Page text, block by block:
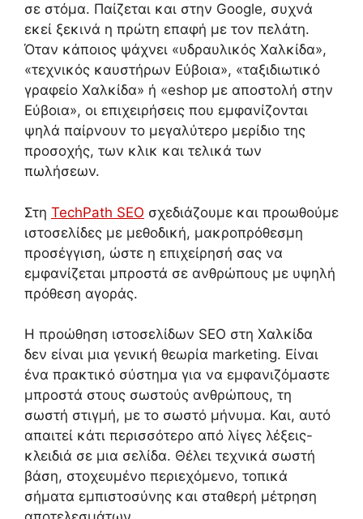
σε στόμα. Παίζεται και στην Google, συχνά
εκεί ξεκινά η πρώτη επαφή με τον πελάτη.
Όταν κάποιος ψάχνει «υδραυλικός Χαλκίδα»,
«τεχνικός καυστήρων Εύβοια», «ταξιδιωτικό
γραφείο Χαλκίδα» ή «eshop με αποστολή στην
Εύβοια», οι επιχειρήσεις που εμφανίζονται
ψηλά παίρνουν το μεγαλύτερο μερίδιο της
προσοχής, των κλικ και τελικά των
πωλήσεων.
Στη TechPath SEO σχεδιάζουμε και προωθούμε
ιστοσελίδες με μεθοδική, μακροπρόθεσμη
προσέγγιση, ώστε η επιχείρησή σας να
εμφανίζεται μπροστά σε ανθρώπους με υψηλή
πρόθεση αγοράς.
Η προώθηση ιστοσελίδων SEO στη Χαλκίδα
δεν είναι μια γενική θεωρία marketing. Είναι
ένα πρακτικό σύστημα για να εμφανιζόμαστε
μπροστά στους σωστούς ανθρώπους, τη
σωστή στιγμή, με το σωστό μήνυμα. Και, αυτό
απαιτεί κάτι περισσότερο από λίγες λέξεις-
κλειδιά σε μια σελίδα. Θέλει τεχνικά σωστή
βάση, στοχευμένο περιεχόμενο, τοπικά
σήματα εμπιστοσύνης και σταθερή μέτρηση